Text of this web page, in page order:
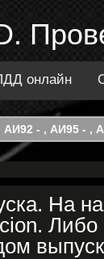
онлайн
АИ92 - , АИ95 - ,
На